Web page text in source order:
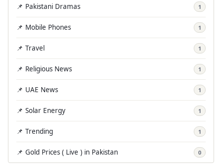
📌 Pakistani Dramas 1
📌 Mobile Phones 1
📌 Travel 1
📌 Religious News 1
📌 UAE News 1
📌 Solar Energy 1
📌 Trending 1
📌 Gold Prices ( Live ) in Pakistan 0